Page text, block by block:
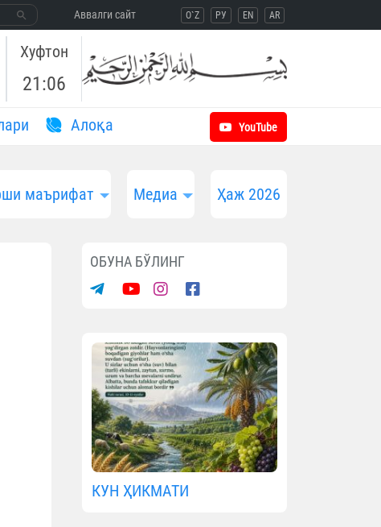
Aввалги сайт O`Z РУ EN AR
Хуфтон
21:06
Aлоқа YouTube
маърифат Медиа Ҳаж 2026
ОБУНА БЎЛИНГ
КУН ҲИКМАТИ